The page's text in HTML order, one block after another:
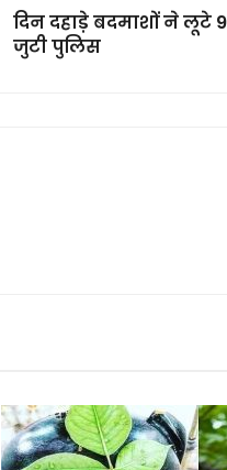
दिन दहाड़े बदमाशों ने
जुटी पुलिस